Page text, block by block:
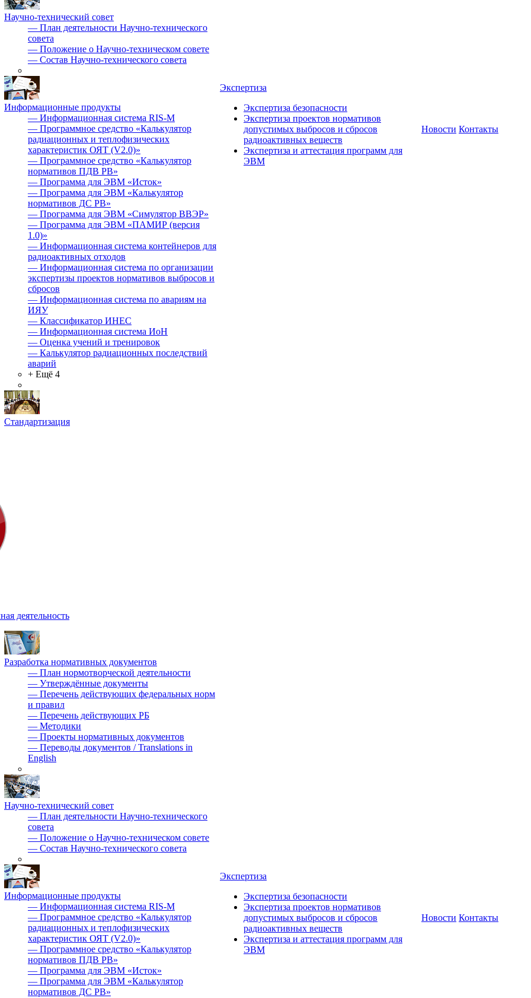
Научно-технический совет
— План деятельности Научно-технического
совета
— Положение о Научно-техническом совете
— Состав Научно-технического совета
Информационные продукты
— Информационная система RIS-M
— Программное средство «Калькулятор
радиационных и теплофизических
характеристик ОЯТ (V2.0)»
— Программное средство «Калькулятор
нормативов ПДВ РВ»
— Программа для ЭВМ «Исток»
— Программа для ЭВМ «Калькулятор
нормативов ДС РВ»
— Программа для ЭВМ «Симулятор ВВЭР»
— Программа для ЭВМ «ПАМИР (версия
1.0)»
— Информационная система контейнеров для
радиоактивных отходов
— Информационная система по организации
экспертизы проектов нормативов выбросов и
сбросов
— Информационная система по авариям на
ИЯУ
— Классификатор ИНЕС
— Информационная система ИоН
— Оценка учений и тренировок
— Калькулятор радиационных последствий
аварий
+ Ещё 4
Стандартизация
Экспертиза
Экспертиза безопасности
Экспертиза проектов нормативов
допустимых выбросов и сбросов
радиоактивных веществ
Экспертиза и аттестация программ для
ЭВМ
Новости Контакты
деятельность
Разработка нормативных документов
— План нормотворческой деятельности
— Утверждённые документы
— Перечень действующих федеральных норм
и правил
— Перечень действующих РБ
— Методики
— Проекты нормативных документов
— Переводы документов / Translations in
English
Научно-технический совет
— План деятельности Научно-технического
совета
— Положение о Научно-техническом совете
— Состав Научно-технического совета
Информационные продукты
— Информационная система RIS-M
— Программное средство «Калькулятор
радиационных и теплофизических
характеристик ОЯТ (V2.0)»
— Программное средство «Калькулятор
нормативов ПДВ РВ»
— Программа для ЭВМ «Исток»
— Программа для ЭВМ «Калькулятор
нормативов ДС РВ»
Экспертиза
Экспертиза безопасности
Экспертиза проектов нормативов
допустимых выбросов и сбросов
радиоактивных веществ
Экспертиза и аттестация программ для
ЭВМ
Новости Контакты